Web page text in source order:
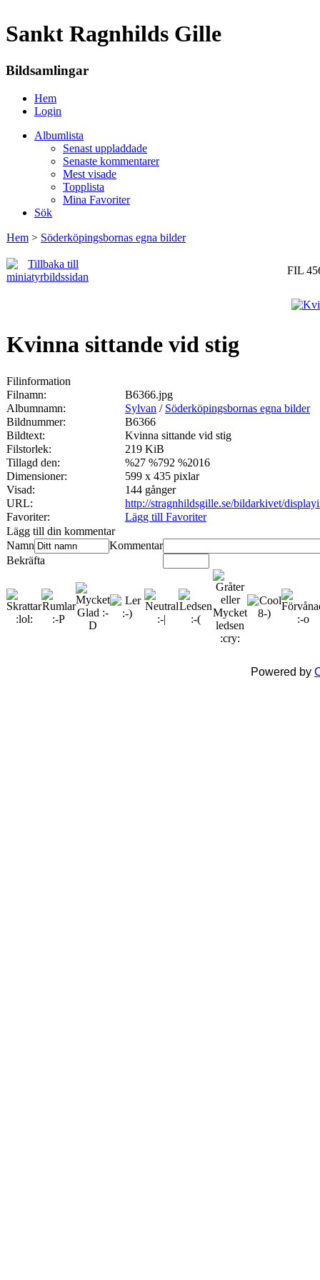
Sankt Ragnhilds Gille
Bildsamlingar
Hem
Login
Albumlista
Senast uppladdade
Senaste kommentarer
Mest visade
Topplista
Mina Favoriter
Sök
Hem > Söderköpingsbornas egna bilder
FIL
Kvinna sittande vid stig
Filinformation
Filnamn:
B6366.jpg
Albumnamn:
Sylvan / Söderköpingsbornas egna bilder
Bildnummer:
B6366
Bildtext:
Kvinna sittande vid stig
Filstorlek:
219 KiB
Tillagd den:
%27 %792 %2016
Dimensioner:
599 x 435 pixlar
Visad:
144 gånger
URL:
http://stragnhildsgille.se/bildarkivet/
Favoriter:
Lägg till Favoriter
Lägg till din kommentar
Namn
Kommentar
Bekräfta
Powered by